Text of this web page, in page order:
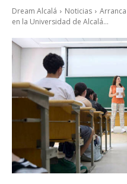
Dream Alcalá Noticias
en la Universidad de Alcalá...